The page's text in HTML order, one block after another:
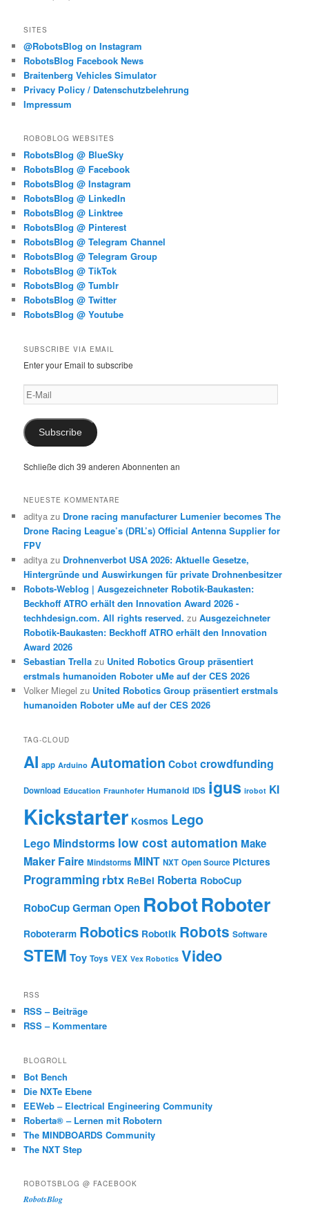
SITES
@RobotsBlog on Instagram
RobotsBlog Facebook News
Braitenberg Vehicles Simulator
Privacy Policy / Datenschutzbelehrung
Impressum
ROBOBLOG WEBSITES
RobotsBlog @ BlueSky
RobotsBlog @ Facebook
RobotsBlog @ Instagram
RobotsBlog @ LinkedIn
RobotsBlog @ Linktree
RobotsBlog @ Pinterest
RobotsBlog @ Telegram Channel
RobotsBlog @ Telegram Group
RobotsBlog @ TikTok
RobotsBlog @ Tumblr
RobotsBlog @ Twitter
RobotsBlog @ Youtube
SUBSCRIBE VIA EMAIL
Enter your Email to subscribe
E-
Mail
Subscribe
Schließe dich 39 anderen Abonnenten an
NEUESTE KOMMENTARE
aditya zu Drone racing manufacturer Lumenier becomes The
Drone Racing League’s (DRL’s) Official Antenna Supplier for
FPV
aditya zu Drohnenverbot USA 2026: Aktuelle Gesetze,
Hintergründe und Auswirkungen für private Drohnenbesitzer
Robots-Weblog | Ausgezeichneter Robotik-Baukasten:
Beckhoff ATRO erhält den Innovation Award 2026 -
techhdesign.com. All rights reserved. zuAusgezeichneter
Robotik-Baukasten: Beckhoff ATRO erhält den Innovation
Award 2026
Sebastian Trella zu United Robotics Group präsentiert
erstmals humanoiden Roboter uMe auf der CES 2026
Volker Miegel zu United Robotics Group präsentiert erstmals
humanoiden Roboter uMe auf der CES 2026
TAG-CLOUD
AI app Arduino Automation Cobot crowdfunding
Download Education Fraunhofer Humanoid IDS igus irobot KI
Kickstarter Kosmos Lego
Lego Mindstorms low cost automation Make
Maker Faire Mindstorms MINT NXT Open Source Pictures
Programming rbtx ReBel Roberta RoboCup
RoboCup German Open RobotRoboter
Roboterarm Robotics Robotik Robots Software
STEM Toy Toys VEX Vex Robotics Video
RSS
RSS – Beiträge
RSS – Kommentare
BLOGROLL
Bot Bench
Die NXTe Ebene
EEWeb – Electrical Engineering Community
Roberta® – Lernen mit Robotern
The MINDBOARDS Community
The NXT Step
ROBOTSBLOG @ FACEBOOK
RobotsBlog